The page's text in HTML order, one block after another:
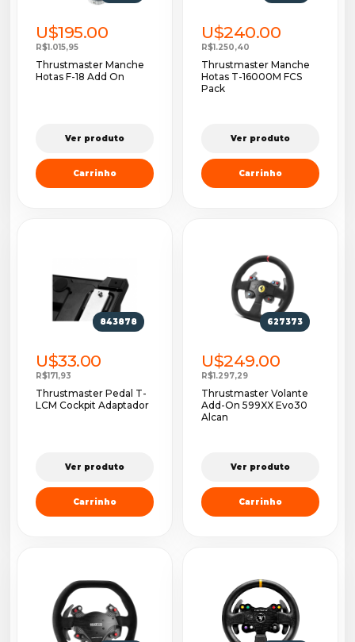
U$195.00
R$1.015,95
Thrustmaster Manche
Hotas F-18 Add On
Ver produto
Carrinho
U$240.00
R$1.250,40
Thrustmaster Manche
Hotas T-16000M FCS
Pack
Ver produto
Carrinho
843878
U$33.00
R$171,93
Thrustmaster Pedal T-
LCM Cockpit Adaptador
Ver produto
Carrinho
627373
U$249.00
R$1.297,29
Thrustmaster Volante
Add-On 599XX Evo30
Alcan
Ver produto
Carrinho